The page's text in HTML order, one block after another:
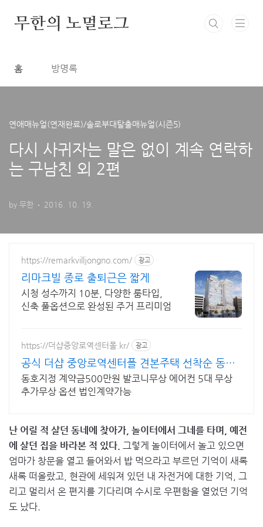
무한의 노멀로그
홈 방명록
연애매뉴얼(연재완료)/솔로부대탈출매뉴얼(시즌5)
다시 사귀자는 말은 없이 계속 연락하
는 구남친 외 2편
by 무한 2016. 10. 19.
https://remarkvilljongno.com/ 광고
리마크빌 종로 출퇴근은 짧게
시청 성수까지 10분, 다양한 룸타입,
신축 풀옵션으로 완성된 주거 프리미엄
https://더샵중앙로역센터폴.kr/ 광고
공식 더샵 중앙로역센터폴 견본주택 선착순 동호
지정 중
동호지정 계약금500만원 발코니무상 에어컨 5대 무상
추가무상 옵션 법인계약가능
난 어릴 적 살던 동네에 찾아가, 놀이터에서 그네를 타며, 예전
에 살던 집을 바라본 적 있다. 그렇게 놀이터에서 놀고 있으면
엄마가 창문을 열고 들어와서 밥 먹으라고 부르던 기억이 새록
새록 떠올랐고, 현관에 세워져 있던 내 자전거에 대한 기억, 그
리고 멀리서 온 편지를 기다리며 수시로 우편함을 열었던 기억
도 났다.